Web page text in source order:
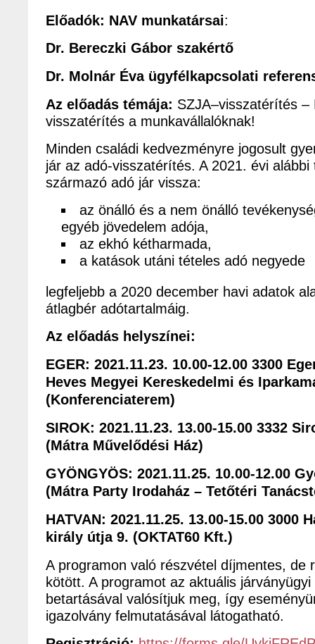
Előadók: NAV munkatársai:
Dr. Bereczki Gábor szakértő
Dr. Molnár Éva ügyfélkapcsolati
Az előadás témája: SZJA–visszatérítés –
visszatérítés a munkavállalóknak!
Minden családi kedvezményre jogosult
jár az adó-visszatérítés. A 2021. évi alábbi
származó adó jár vissza:
az önálló és a nem önálló
egyéb jövedelem adója,
az ekhó kétharmada,
a katások utáni tételes adó negyede
legfeljebb a 2020 december havi adatok
átlagbér adótartalmáig.
Az előadás helyszínei:
EGER: 2021.11.23. 10.00-12.00 3300
Heves Megyei Kereskedelmi és
(Konferenciaterem)
SIROK: 2021.11.23. 13.00-15.00 3332
(Mátra Művelődési Ház)
GYÖNGYÖS: 2021.11.25. 10.00-12.00
(Mátra Party Irodaház – Tetőtéri
HATVAN: 2021.11.25. 13.00-15.00 3000
király útja 9. (OKTAT60 Kft.)
A programon való részvétel díjmentes, de
kötött. A programot az aktuális
betartásával valósítjuk meg, így
igazolvány felmutatásával látogatható.